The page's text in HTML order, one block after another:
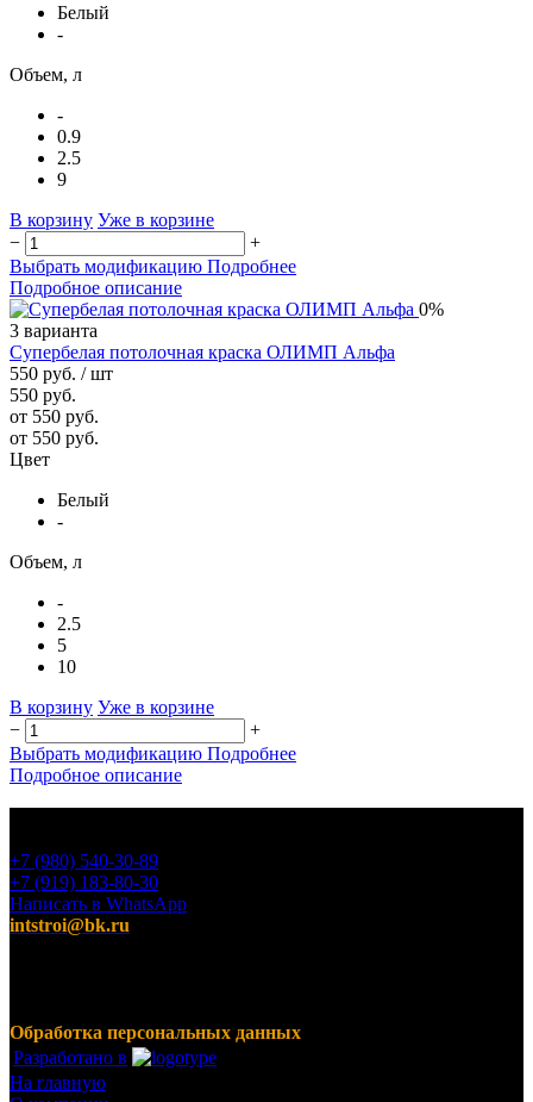
Белый
-
Объем, л
-
0.9
2.5
9
В корзину Уже в корзине
−
+
Выбрать модификацию Подробнее
Подробное описание
0%
3 варианта
Супербелая потолочная краска ОЛИМП Альфа
550 руб. / шт
550 руб.
от 550 руб.
от 550 руб.
Цвет
Белый
-
Объем, л
-
2.5
5
10
В корзину Уже в корзине
−
+
Выбрать модификацию Подробнее
Подробное описание
+7 (980) 540-30-89
+7 (919) 183-80-30
Написать в WhatsApp
intstroi@bk.ru
Обработка персональных данных
Разработано в
На главную